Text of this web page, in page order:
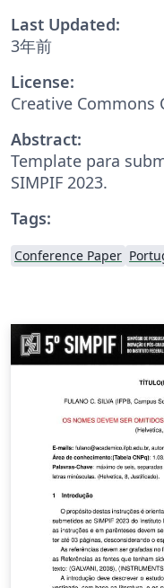
Last Updated:
3年前
License:
Creative Commons
Abstract:
Template para
SIMPIF 2023.
Tags:
Conference Paper